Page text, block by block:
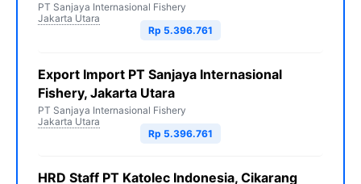
PT Sanjaya Internasional Fishery
Jakarta Utara
Rp 5.396.761
Export Import PT Sanjaya Internasional
Fishery, Jakarta Utara
PT Sanjaya Internasional Fishery
Jakarta Utara
Rp 5.396.761
HRD Staff PT Katolec Indonesia, Cikarang